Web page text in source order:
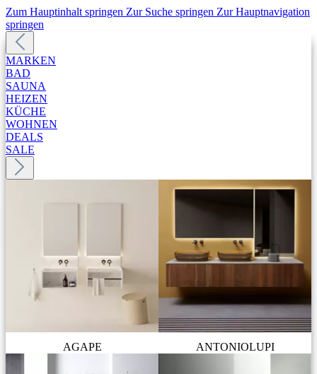
Zum Hauptinhalt springen Zur Suche springen Zur Hauptnavigation
springen
MARKEN
BAD
SAUNA
HEIZEN
KÜCHE
WOHNEN
DEALS
SALE
AGAPE ANTONIOLUPI